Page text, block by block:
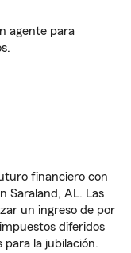
agente para
financiero con
Saraland, AL. Las
un ingreso de por
diferidos
la jubilación.